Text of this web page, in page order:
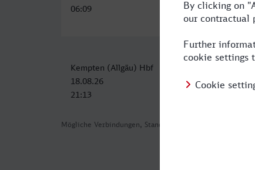
Mögliche Verbindungen, Stand: 2026-08-04 03:04
06:09
16:09
Kempten (Allgäu) Hbf
18.08.26
21:13
19.08.26